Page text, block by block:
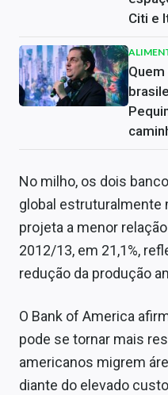
Citi e
Quem
No milho, os dois
global estruturalmente
projeta a menor
2012/13, em 21,1%,
redução da produção
O Bank of America
pode se tornar mais
americanos migrem
diante do elevado